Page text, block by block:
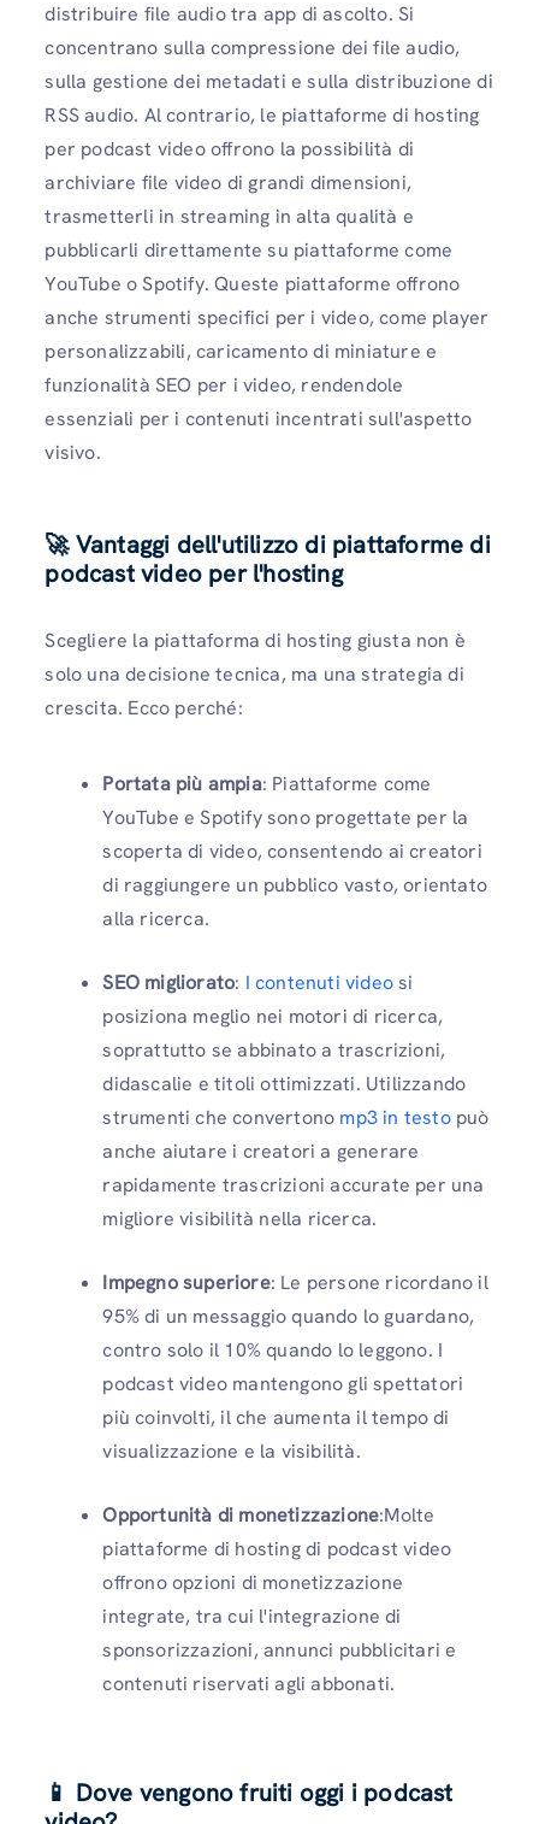
distribuire file audio tra app di ascolto. Si
concentrano sulla compressione dei file audio,
sulla gestione dei metadati e sulla distribuzione di
RSS audio. Al contrario, le piattaforme di hosting
per podcast video offrono la possibilità di
archiviare file video di grandi dimensioni,
trasmetterli in streaming in alta qualità e
pubblicarli direttamente su piattaforme come
YouTube o Spotify. Queste piattaforme offrono
anche strumenti specifici per i video, come player
personalizzabili, caricamento di miniature e
funzionalità SEO per i video, rendendole
essenziali per i contenuti incentrati sull'aspetto
visivo.
🚀 Vantaggi dell'utilizzo di piattaforme di
podcast video per l'hosting
Scegliere la piattaforma di hosting giusta non è
solo una decisione tecnica, ma una strategia di
crescita. Ecco perché:
Portata più ampia: Piattaforme come
YouTube e Spotify sono progettate per la
scoperta di video, consentendo ai creatori
di raggiungere un pubblico vasto, orientato
alla ricerca.
SEO migliorato: I contenuti videosi
posiziona meglio nei motori di ricerca,
soprattutto se abbinato a trascrizioni,
didascalie e titoli ottimizzati. Utilizzando
strumenti che convertono mp3 in testopuò
anche aiutare i creatori a generare
rapidamente trascrizioni accurate per una
migliore visibilità nella ricerca.
Impegno superiore: Le persone ricordano il
95% di un messaggio quando lo guardano,
contro solo il 10% quando lo leggono. I
podcast video mantengono gli spettatori
più coinvolti, il che aumenta il tempo di
visualizzazione e la visibilità.
Opportunità di monetizzazione:Molte
piattaforme di hosting di podcast video
offrono opzioni di monetizzazione
integrate, tra cui l'integrazione di
sponsorizzazioni, annunci pubblicitari e
contenuti riservati agli abbonati.
📱 Dove vengono fruiti oggi i podcast